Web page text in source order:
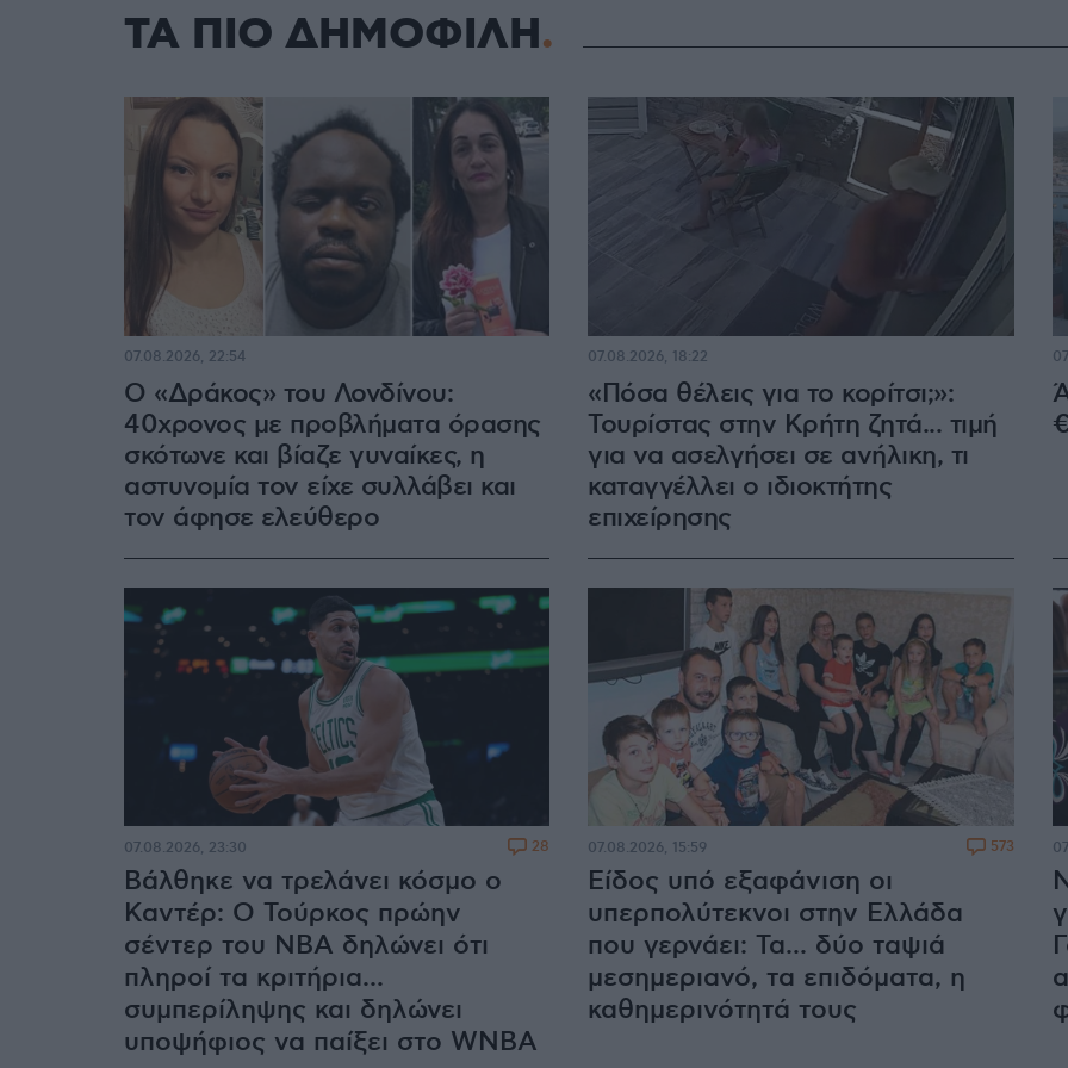
ΤΑ ΠΙΟ ΔΗΜΟΦΙΛΗ
Ο «Δράκος» του Λονδίνου:
40χρονος με προβλήματα όρασης
σκότωνε και βίαζε γυναίκες, η
αστυνομία τον είχε συλλάβει και
τον άφησε ελεύθερο
07.08.2026, 22:54
«Πόσα θέλεις για το κορίτσι;»:
Τουρίστας στην Κρήτη ζητά... τιμή
για να ασελγήσει σε ανήλικη, τι
καταγγέλλει ο ιδιοκτήτης
επιχείρησης
07.08.2026, 18:22
Βάλθηκε να τρελάνει κόσμο ο
Καντέρ: Ο Τούρκος πρώην
σέντερ του NBA δηλώνει ότι
πληροί τα κριτήρια...
συμπερίληψης και δηλώνει
υποψήφιος να παίξει στο WNBA
07.08.2026, 23:30 28
Είδος υπό εξαφάνιση οι
υπερπολύτεκνοι στην Ελλάδα
που γερνάει: Τα... δύο ταψιά
μεσημεριανό, τα επιδόματα, η
καθημερινότητά τους
07.08.2026, 15:59 573